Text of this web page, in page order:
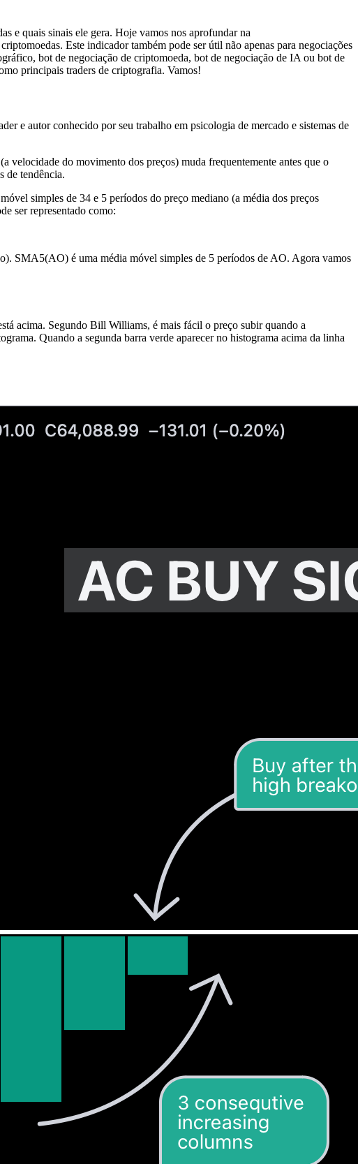
e quais sinais ele gera. Hoje vamos nos aprofundar na
Este indicador também pode ser útil não apenas para negociações
bot de negociação de criptomoeda, bot de negociação de IA ou bot de
principais traders de criptografia. Vamos!
e autor conhecido por seu trabalho em psicologia de mercado e sistemas de
do movimento dos preços) muda frequentemente antes que o
de tendência.
simples de 34 e 5 períodos do preço mediano (a média dos preços
ser representado como:
SMA5(AO) é uma média móvel simples de 5 períodos de AO. Agora vamos
acima. Segundo Bill Williams, é mais fácil o preço subir quando a
Quando a segunda barra verde aparecer no histograma acima da linha